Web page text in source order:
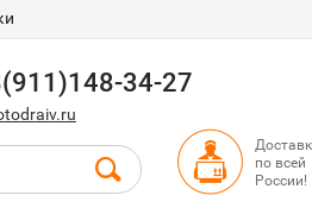
34-27
по всей
России!